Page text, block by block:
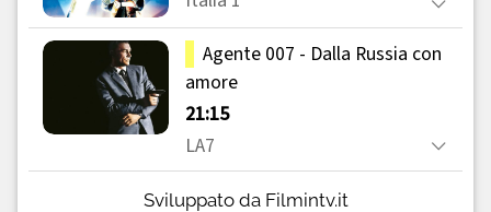
Sviluppato da Filmintv.it